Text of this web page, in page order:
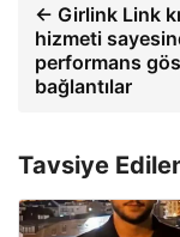
← Girlink Link
hizmeti
performans
bağlantılar
Tavsiye